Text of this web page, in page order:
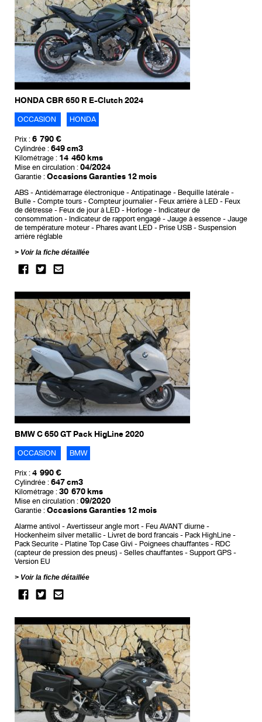
HONDA CBR 650 R E-Clutch 2024
OCCASION HONDA
Prix : 6 790 €
Cylindrée : 649 cm3
Kilométrage : 14 460 kms
Mise en circulation : 04/2024
Garantie : Occasions Garanties 12 mois
ABS Antidémarrage électronique Antipatinage
Bequille latérale
Bulle
Compte tours Compteur journalier Feux arrière à LED
Feux
de détresse
Feux de jour à LED Horloge
Indicateur de
consommation
Indicateur de rapport engagé Jauge à essence
Jauge
de température moteur
Phares avant LED Prise USB
Suspension
arrière réglable
Voir la fiche détaillée
BMW C 650 GT Pack HigLine 2020
OCCASION BMW
Prix : 4 990 €
Cylindrée : 647 cm3
Kilométrage : 30 670 kms
Mise en circulation : 09/2020
Garantie : Occasions Garanties 12 mois
Alarme antivol Avertisseur angle mort
Feu AVANT diurne
Hockenheim silver metallic
Livret de bord francais
Pack HighLine
Pack Securite
Platine Top Case Givi Poignees chauffantes
RDC
(capteur de pression des pneus)
Selles chauffantes
Support GPS
Version EU
Voir la fiche détaillée